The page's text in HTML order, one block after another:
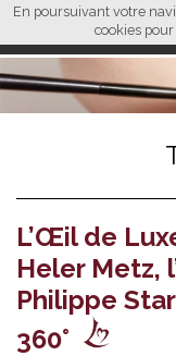
En poursuivant votre
cookies
L M
L’Œil de
Heler Metz,
Philippe
360°